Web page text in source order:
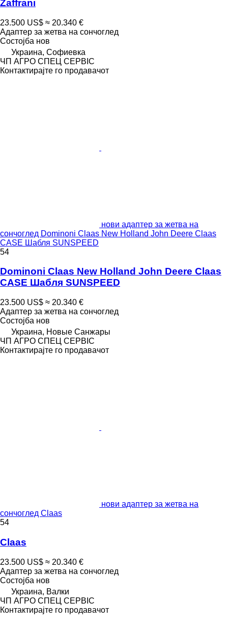
Zaffrani
23.500 US$ ≈ 20.340 €
Адаптер за жетва на сончоглед
Состојба нов
Украина, Софиевка
ЧП АГРО СПЕЦ СЕРВІС
Контактирајте го продавачот
нови адаптер за жетва на
сончоглед Dominoni Claas New Holland John Deere Claas
CASE Шабля SUNSPEED
54
Dominoni Claas New Holland John Deere Claas
CASE Шабля SUNSPEED
23.500 US$ ≈ 20.340 €
Адаптер за жетва на сончоглед
Состојба нов
Украина, Новые Санжары
ЧП АГРО СПЕЦ СЕРВІС
Контактирајте го продавачот
нови адаптер за жетва на
сончоглед Claas
54
Claas
23.500 US$ ≈ 20.340 €
Адаптер за жетва на сончоглед
Состојба нов
Украина, Валки
ЧП АГРО СПЕЦ СЕРВІС
Контактирајте го продавачот